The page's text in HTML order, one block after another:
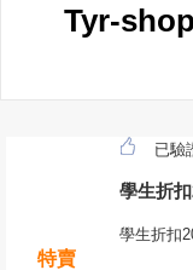
Tyr-
特賣
已驗
學生折
學生折扣